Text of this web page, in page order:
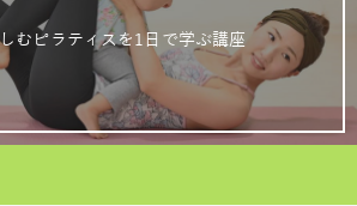
むピラティスを1日で学ぶ講座